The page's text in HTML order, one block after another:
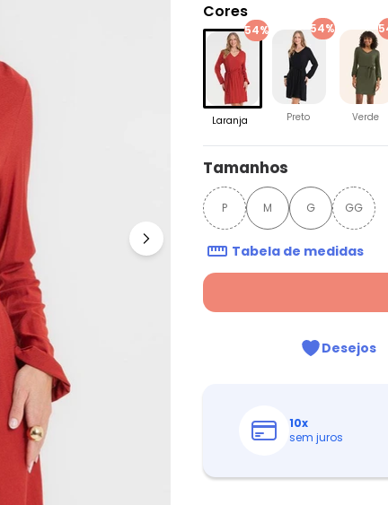
Cores
54%
Laranja
54%
Preto Verde
Tamanhos
P M G GG
Tabela de medidas
Desejos
10x
sem juros